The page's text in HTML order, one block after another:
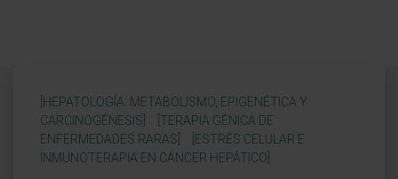
[HEPATOLOGÍA: METABOLISMO, EPIGENÉTICA Y
CARCINOGÉNESIS]
[TERAPIA GÉNICA DE
ENFERMEDADES RARAS]
[ESTRÉS CELULAR E
INMUNOTERAPIA EN CÁNCER HEPÁTICO]